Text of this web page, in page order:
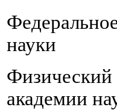
науки
Физический
академии